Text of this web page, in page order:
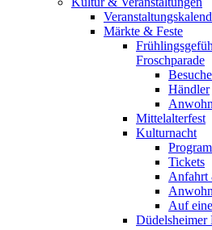
Märkte & Feste
Froschparade
Händler
Mittelalterfest
Kulturnacht
Tickets
Anfahrt
Auf
Düdelsheimer